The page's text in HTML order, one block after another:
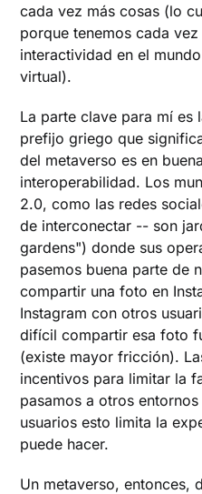
cada vez más cosas (lo
porque tenemos cada
interactividad en el
virtual).
La parte clave para mí es
prefijo griego que
del metaverso es en
interoperabilidad. Los
2.0, como las redes
de interconectar -- son
gardens") donde sus
pasemos buena parte de
compartir una foto en
Instagram con otros
difícil compartir esa foto
(existe mayor fricción).
incentivos para limitar la
pasamos a otros
usuarios esto limita la
puede hacer.
Un metaverso, entonces,